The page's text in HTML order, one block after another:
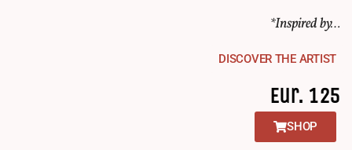
*Inspired by…
DISCOVER THE ARTIST
Eur. 125
SHOP